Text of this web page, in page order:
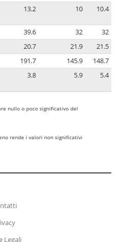
13.2 10 10.4
39.6 32
32
20.7 21.9
21.5
191.7 145.9
148.7
3.8 5.9 5.4
nullo o poco significativo del
rende i valori non significativi
Legali